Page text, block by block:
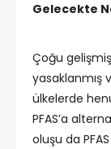
Gelecekte
Çoğu gelişmiş
yasaklanmış
ülkelerde
PFAS’a
oluşu da